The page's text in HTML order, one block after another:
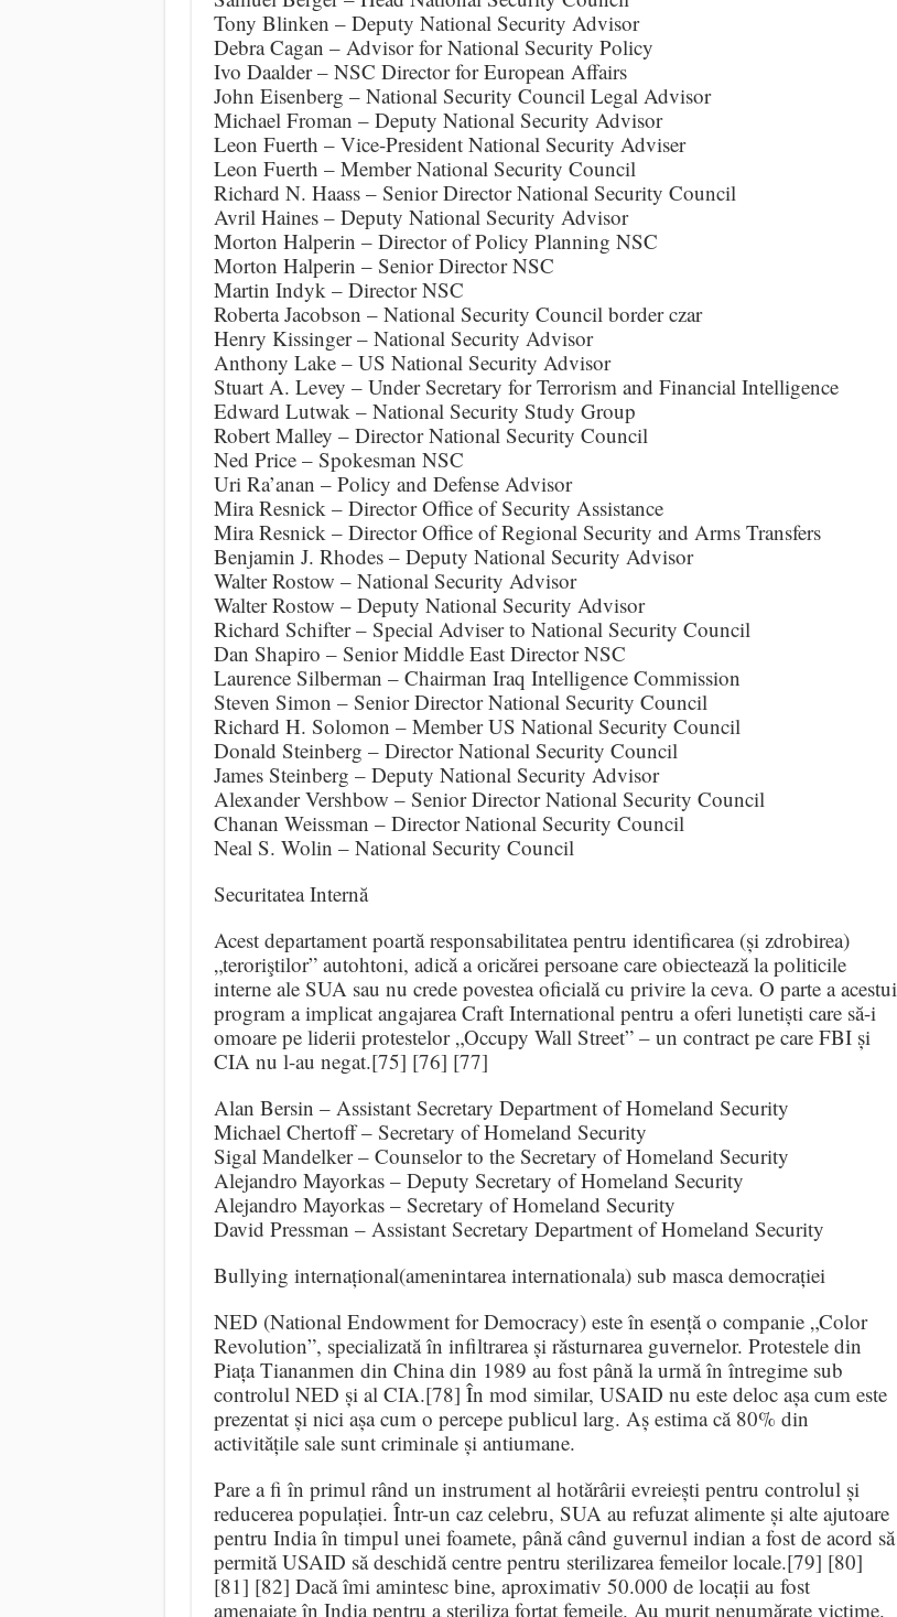
Tony Blinken – Deputy National Security Advisor
Debra Cagan – Advisor for National Security Policy
Ivo Daalder – NSC Director for European Affairs
John Eisenberg – National Security Council Legal Advisor
Michael Froman – Deputy National Security Advisor
Leon Fuerth – Vice-President National Security Adviser
Leon Fuerth – Member National Security Council
Richard N. Haass – Senior Director National Security Council
Avril Haines – Deputy National Security Advisor
Morton Halperin – Director of Policy Planning NSC
Morton Halperin – Senior Director NSC
Martin Indyk – Director NSC
Roberta Jacobson – National Security Council border czar
Henry Kissinger – National Security Advisor
Anthony Lake – US National Security Advisor
Stuart A. Levey – Under Secretary for Terrorism and Financial Intelligence
Edward Lutwak – National Security Study Group
Robert Malley – Director National Security Council
Ned Price – Spokesman NSC
Uri Ra’anan – Policy and Defense Advisor
Mira Resnick – Director Office of Security Assistance
Mira Resnick – Director Office of Regional Security and Arms Transfers
Benjamin J. Rhodes – Deputy National Security Advisor
Walter Rostow – National Security Advisor
Walter Rostow – Deputy National Security Advisor
Richard Schifter – Special Adviser to National Security Council
Dan Shapiro – Senior Middle East Director NSC
Laurence Silberman – Chairman Iraq Intelligence Commission
Steven Simon – Senior Director National Security Council
Richard H. Solomon – Member US National Security Council
Donald Steinberg – Director National Security Council
James Steinberg – Deputy National Security Advisor
Alexander Vershbow – Senior Director National Security Council
Chanan Weissman – Director National Security Council
Neal S. Wolin – National Security Council
Securitatea Internă
Acest departament poartă responsabilitatea pentru identificarea (și zdrobirea)
„teroriştilor” autohtoni, adică a oricărei persoane care obiectează la politicile
interne ale SUA sau nu crede povestea oficială cu privire la ceva. O parte a acestui
program a implicat angajarea Craft International pentru a oferi lunetiști care să-i
omoare pe liderii protestelor „Occupy Wall Street” – un contract pe care FBI și
CIA nu l-au negat.[75] [76] [77]
Alan Bersin – Assistant Secretary Department of Homeland Security
Michael Chertoff – Secretary of Homeland Security
Sigal Mandelker – Counselor to the Secretary of Homeland Security
Alejandro Mayorkas – Deputy Secretary of Homeland Security
Alejandro Mayorkas – Secretary of Homeland Security
David Pressman – Assistant Secretary Department of Homeland Security
Bullying internațional(amenintarea internationala) sub masca democrației
NED (National Endowment for Democracy) este în esență o companie „Color
Revolution”, specializată în infiltrarea și răsturnarea guvernelor. Protestele din
Piața Tiananmen din China din 1989 au fost până la urmă în întregime sub
controlul NED și al CIA.[78] În mod similar, USAID nu este deloc așa cum este
prezentat și nici așa cum o percepe publicul larg. Aș estima că 80% din
activitățile sale sunt criminale și antiumane.
Pare a fi în primul rând un instrument al hotărârii evreiești pentru controlul și
reducerea populației. Într-un caz celebru, SUA au refuzat alimente și alte ajutoare
pentru India în timpul unei foamete, până când guvernul indian a fost de acord să
permită USAID să deschidă centre pentru sterilizarea femeilor locale.[79] [80]
[81] [82] Dacă îmi amintesc bine, aproximativ 50.000 de locații au fost
amenajate în India pentru a steriliza forțat femeile. Au murit nenumărate victime.